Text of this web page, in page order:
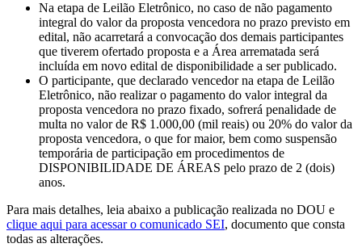
Na etapa de Leilão Eletrônico, no caso de não pagamento
integral do valor da proposta vencedora no prazo previsto em
edital, não acarretará a convocação dos demais participantes
que tiverem ofertado proposta e a Área arrematada será
incluída em novo edital de disponibilidade a ser publicado.
O participante, que declarado vencedor na etapa de Leilão
Eletrônico, não realizar o pagamento do valor integral da
proposta vencedora no prazo fixado, sofrerá penalidade de
multa no valor de R$ 1.000,00 (mil reais) ou 20% do valor da
proposta vencedora, o que for maior, bem como suspensão
temporária de participação em procedimentos de
DISPONIBILIDADE DE ÁREAS pelo prazo de 2 (dois)
anos.
Para mais detalhes, leia abaixo a publicação realizada no DOU e
clique aqui para acessar o comunicado SEI, documento que consta
todas as alterações.